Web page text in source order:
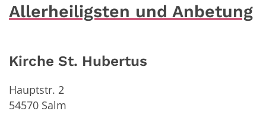
Allerheiligsten und Anbetung
Kirche St. Hubertus
Hauptstr. 2
54570 Salm